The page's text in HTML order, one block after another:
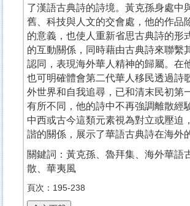
了漢語古典詩的詩境。黃克孫身處中
舊、科技與人文的交會處，他的作品
的意義，也使人重新省思古典詩的形
的互動關係，同時藉由古典詩來聯繫
認同，表現海外華人精神的歸屬。在
也可明確體會第二代華人移民透過詩
外世界和自我追尋，已和清末民初第
有所不同，他的詩中不再強調離散經
中西或古今這類元素視為對立或壓迫
諧的關係，展示了華語古典詩在海外
關鍵詞：黃克孫、魯拜集、海外華語
散、華夷風
頁次：195-238